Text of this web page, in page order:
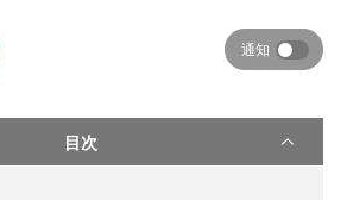
通知
目次